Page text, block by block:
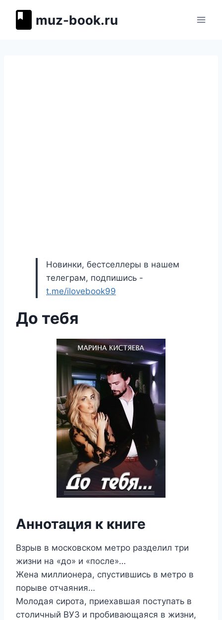
muz-book.ru
Новинки, бестселлеры в нашем
телеграм, подпишись -
t.me/ilovebook99
До тебя
Аннотация к книге
Взрыв в московском метро разделил три
жизни на «до» и «после»…
Жена миллионера, спустившись в метро в
порыве отчаяния…
Молодая сирота, приехавшая поступать в
столичный ВУЗ и пробивающаяся в жизни,